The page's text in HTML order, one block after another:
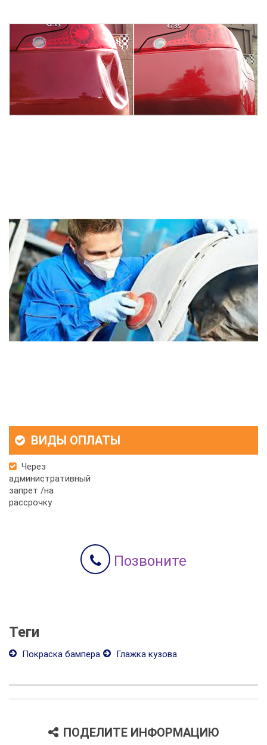
ВИДЫ ОПЛАТЫ
Через
административный
запрет /на
рассрочку
Позвоните
Теги
Покраска бампера Глажка кузова
ПОДЕЛИТЕ ИНФОРМАЦИЮ